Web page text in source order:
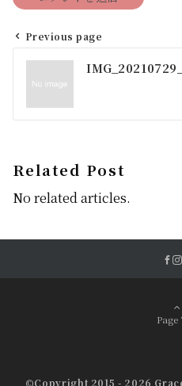
投
ナ
ゲ
ー
Previous page
Related Post
No related articles.
Page
©Copyright 2015 - 2026